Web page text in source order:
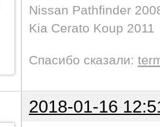
Nissan Pathfinder
Kia Cerato Koup 2011
Спасибо сказали:
2018-01-16